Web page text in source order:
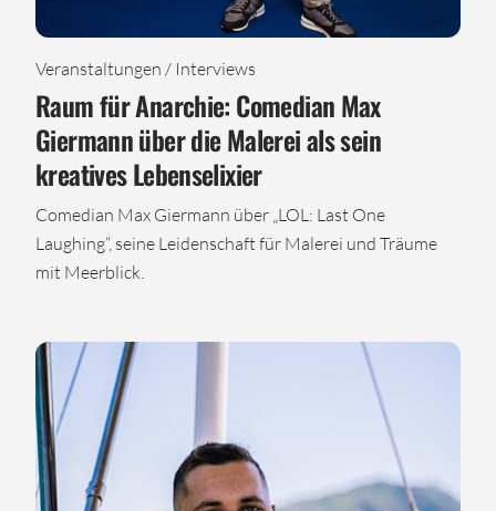
Veranstaltungen / Interviews
Raum für Anarchie: Comedian Max
Giermann über die Malerei als sein
kreatives Lebenselixier
Comedian Max Giermann über „LOL: Last One
Laughing“, seine Leidenschaft für Malerei und Träume
mit Meerblick.